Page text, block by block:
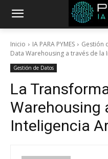
Inicio IA PARA PYMES Gestión
Data Warehousing a través de la
Gestión de Datos
La
Warehousing
Inteligencia